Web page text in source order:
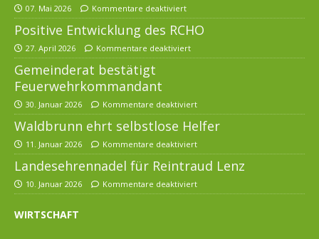
07. Mai 2026 Kommentare deaktiviert
Positive Entwicklung des RCHO
27. April 2026 Kommentare deaktiviert
Gemeinderat bestätigt
Feuerwehrkommandant
30. Januar 2026 Kommentare deaktiviert
Waldbrunn ehrt selbstlose Helfer
11. Januar 2026 Kommentare deaktiviert
Landesehrennadel für Reintraud Lenz
10. Januar 2026 Kommentare deaktiviert
WIRTSCHAFT